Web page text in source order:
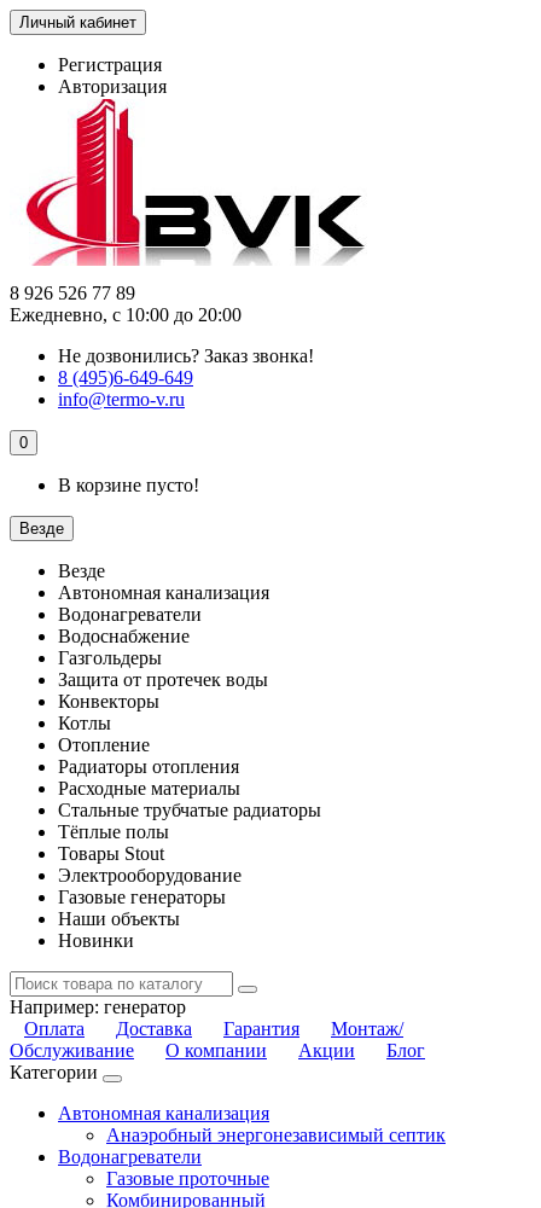
Личный кабинет
Регистрация
Авторизация
8 926 526 77 89
Ежедневно, с 10:00 до 20:00
Не дозвонились? Заказ звонка!
8 (495)6-649-649
info@termo-v.ru
0
В корзине пусто!
Везде
Везде
Автономная канализация
Водонагреватели
Водоснабжение
Газгольдеры
Защита от протечек воды
Конвекторы
Котлы
Отопление
Радиаторы отопления
Расходные материалы
Стальные трубчатые радиаторы
Тёплые полы
Товары Stout
Электрооборудование
Газовые генераторы
Наши объекты
Новинки
Например: генератор
Оплата
Доставка Гарантия
Монтаж/
Обслуживание
О компании Акции
Блог
Категории
Автономная канализация
Анаэробный энергонезависимый септик
Водонагреватели
Газовые проточные
Комбинированный